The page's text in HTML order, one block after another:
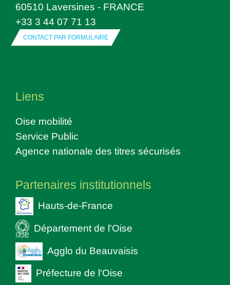
60510 Laversines - FRANCE
+33 3 44 07 71 13
CONTACT PAR FORMULAIRE
Liens
Oise mobilité
Service Public
Agence nationale des titres sécurisés
Partenaires institutionnels
Hauts-de-France
Département de l'Oise
Agglo du Beauvaisis
Préfecture de l'Oise